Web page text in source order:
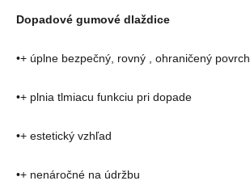
Dopadové gumové dlaždice
•+ úplne bezpečný, rovný , ohraničený povrch
•+ plnia tlmiacu funkciu pri dopade
•+ estetický vzhľad
•+ nenáročné na údržbu